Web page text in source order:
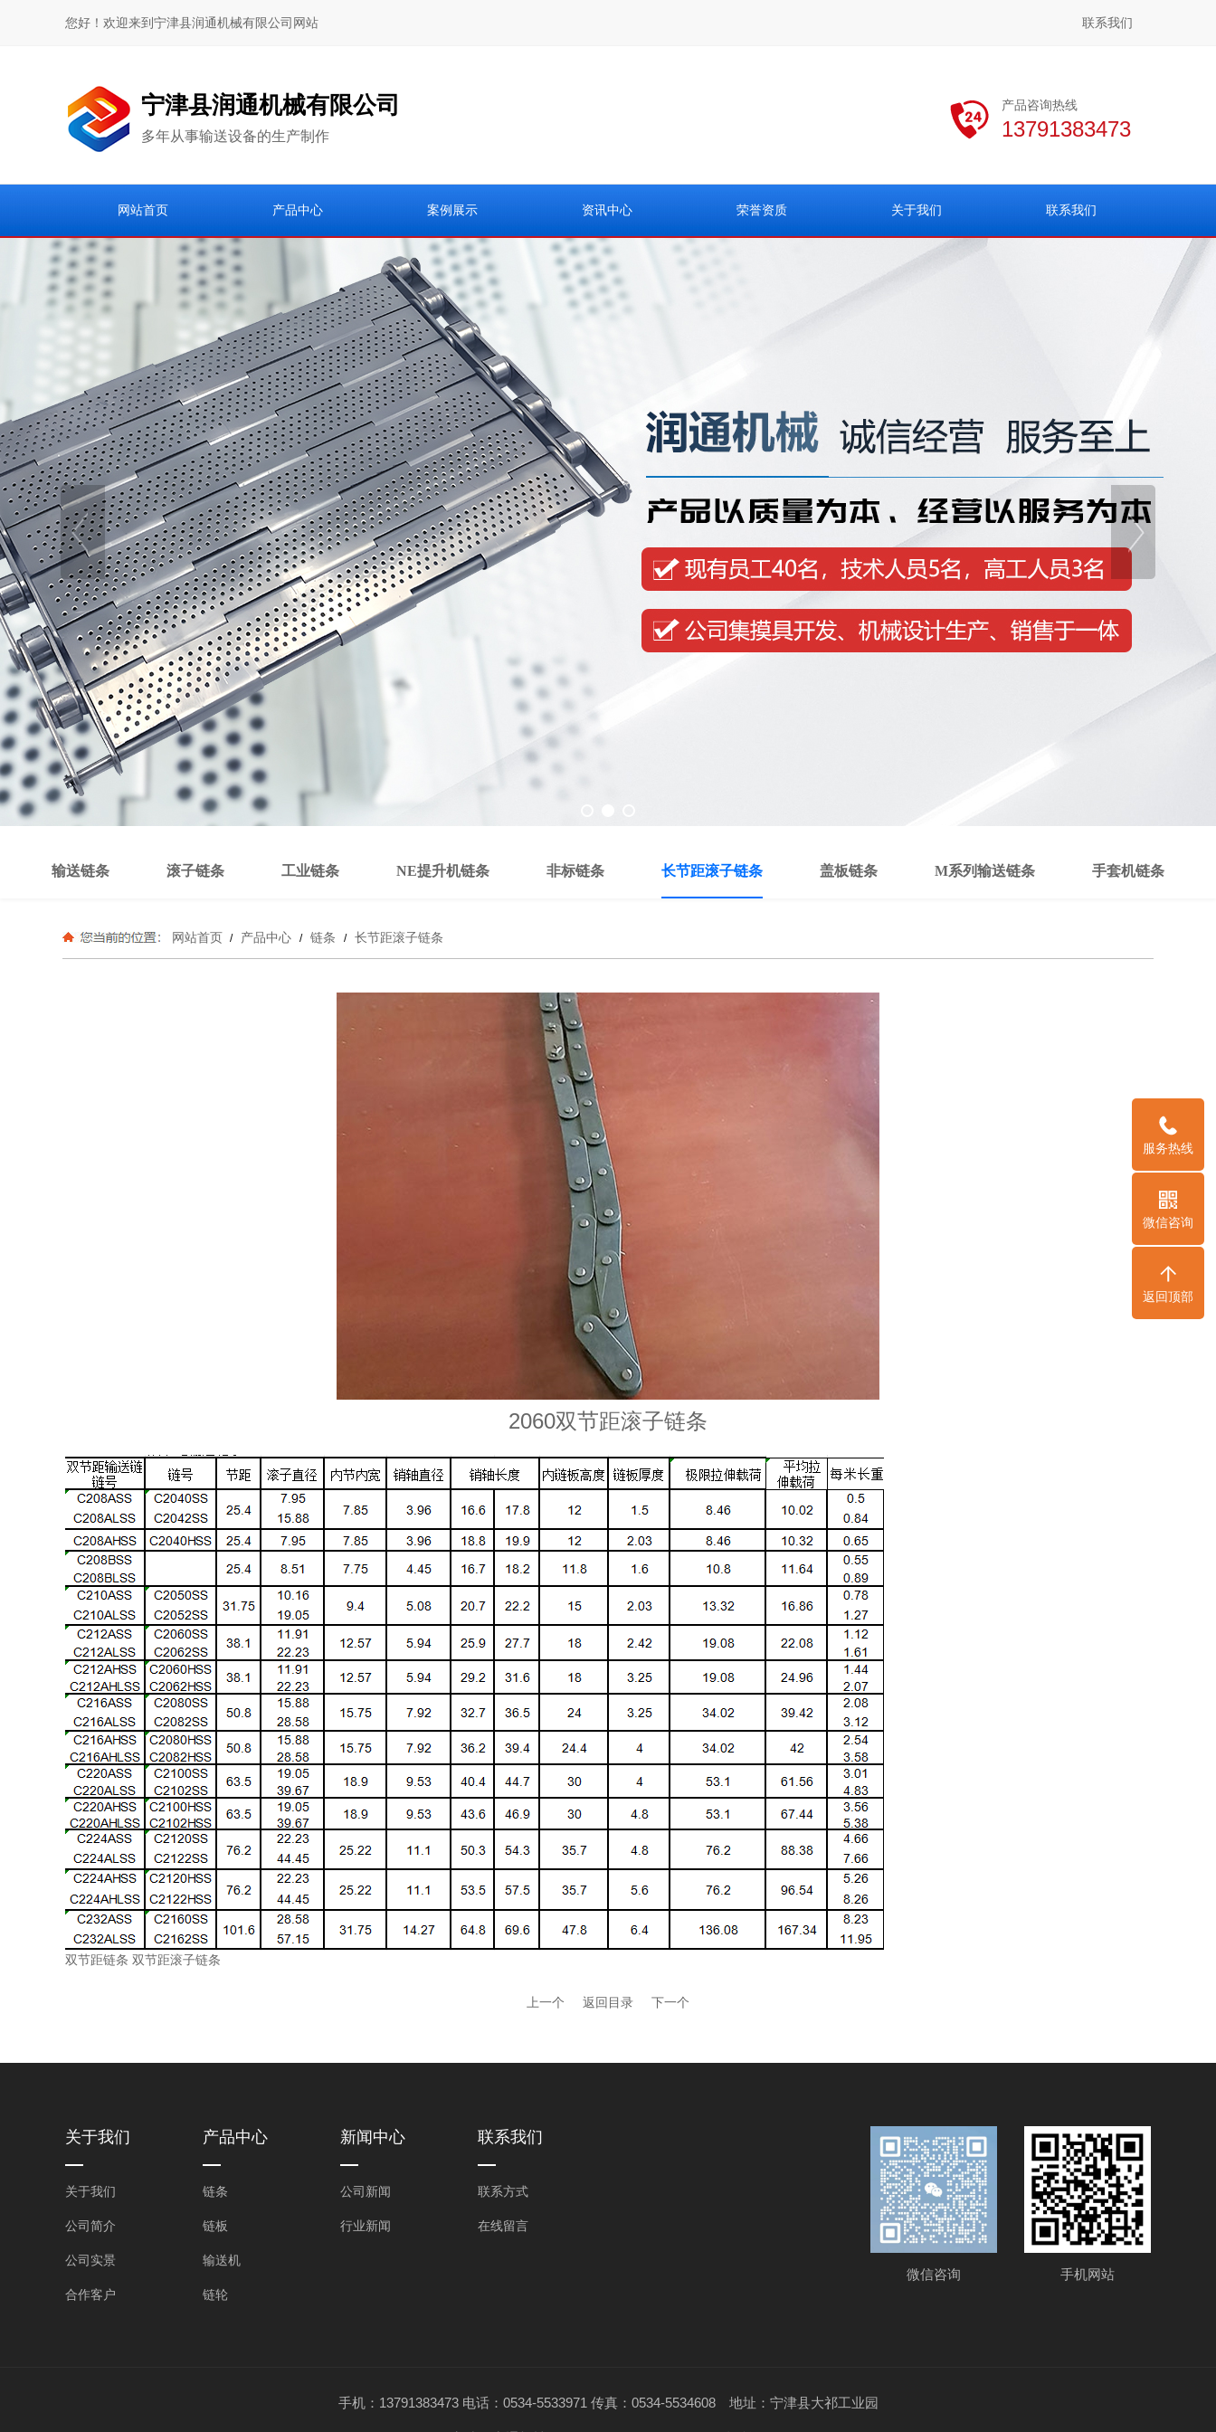
您好！欢迎来到宁津县润通机械有限公司网站 联系我们
宁津县润通机械有限公司
多年从事输送设备的生产制作
产品咨询热线
13791383473
网站首页 产品中心 案例展示 资讯中心 荣誉资质 关于我们 联系我们
输送链条 滚子链条 工业链条 NE提升机链条 非标链条 长节距滚子链条 盖板链条 M系列输送链条 手套机链条
网站首页 / 产品中心 / 链条 / 长节距滚子链条
2060双节距滚子链条
双节距链条 双节距滚子链条
上一个 返回目录 下一个
服务热线
微信咨询
返回顶部
关于我们
关于我们
公司简介
公司实景
合作客户
产品中心
链条
链板
输送机
链轮
新闻中心
公司新闻
行业新闻
联系我们
联系方式
在线留言
微信咨询 手机网站
手机：13791383473 电话：0534-5533971 传真：0534-5534608 地址：宁津县大祁工业园